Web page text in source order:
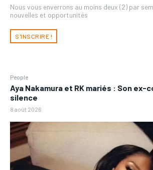
Nous vous enverrons au moins deux (2) par
nouvelles et opportunités
S'INSCRIRE !
People
Aya Nakamura et RK mariés : Son ex-
silence
8 août 2026